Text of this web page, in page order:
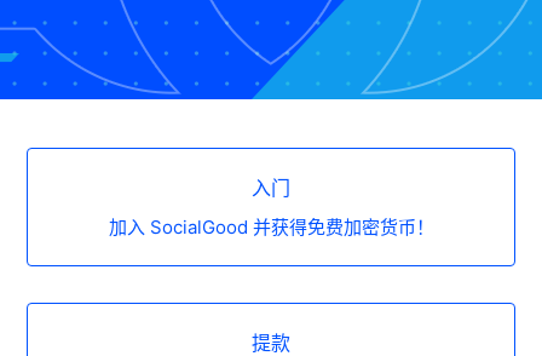
入门
加入 SocialGood 并获得免费加密货币！
提款